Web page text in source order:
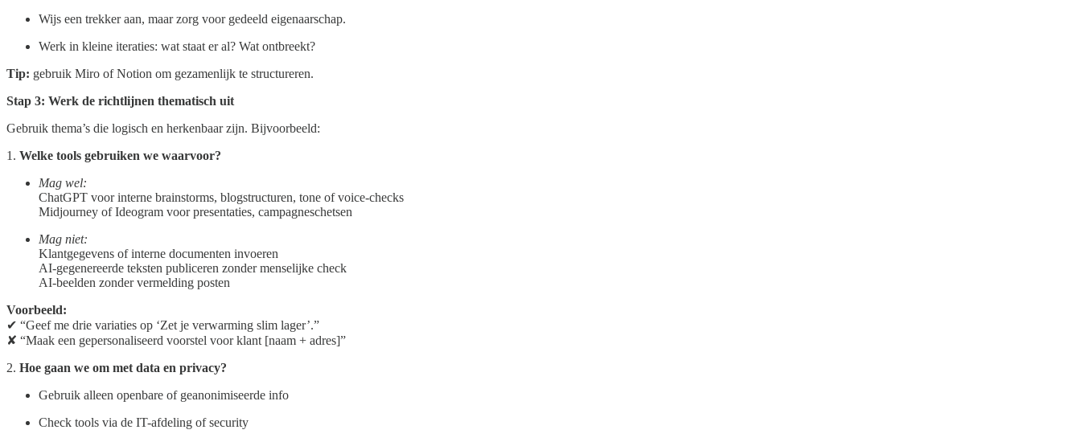
Wijs een trekker aan, maar zorg voor gedeeld eigenaarschap.
Werk in kleine iteraties: wat staat er al? Wat ontbreekt?
Tip: gebruik Miro of Notion om gezamenlijk te structureren.
Stap 3: Werk de richtlijnen thematisch uit
Gebruik thema’s die logisch en herkenbaar zijn. Bijvoorbeeld:
1. Welke tools gebruiken we waarvoor?
Mag wel:
ChatGPT voor interne brainstorms, blogstructuren, tone of voice-checks
Midjourney of Ideogram voor presentaties, campagneschetsen
Mag niet:
Klantgegevens of interne documenten invoeren
AI-gegenereerde teksten publiceren zonder menselijke check
AI-beelden zonder vermelding posten
Voorbeeld:
✔ “Geef me drie variaties op ‘Zet je verwarming slim lager’.”
✘ “Maak een gepersonaliseerd voorstel voor klant [naam + adres]”
2. Hoe gaan we om met data en privacy?
Gebruik alleen openbare of geanonimiseerde info
Check tools via de IT-afdeling of security